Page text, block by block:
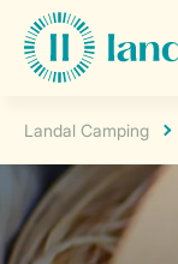
Landal Camping